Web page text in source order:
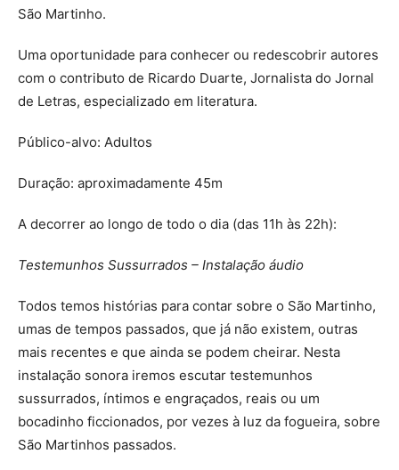
São Martinho.
Uma oportunidade para conhecer ou redescobrir autores
com o contributo de Ricardo Duarte, Jornalista do Jornal
de Letras, especializado em literatura.
Público-alvo: Adultos
Duração: aproximadamente 45m
A decorrer ao longo de todo o dia (das 11h às 22h):
Testemunhos Sussurrados – Instalação áudio
Todos temos histórias para contar sobre o São Martinho,
umas de tempos passados, que já não existem, outras
mais recentes e que ainda se podem cheirar. Nesta
instalação sonora iremos escutar testemunhos
sussurrados, íntimos e engraçados, reais ou um
bocadinho ficcionados, por vezes à luz da fogueira, sobre
São Martinhos passados.